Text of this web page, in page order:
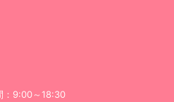
：9:00～18:30